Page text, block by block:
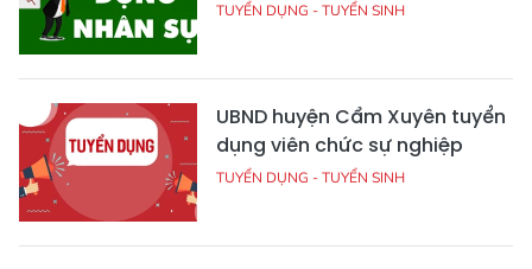
TUYỂN DỤNG - TUYỂN SINH
UBND huyện Cẩm Xuyên tuyển
dụng viên chức sự nghiệp
TUYỂN DỤNG - TUYỂN SINH